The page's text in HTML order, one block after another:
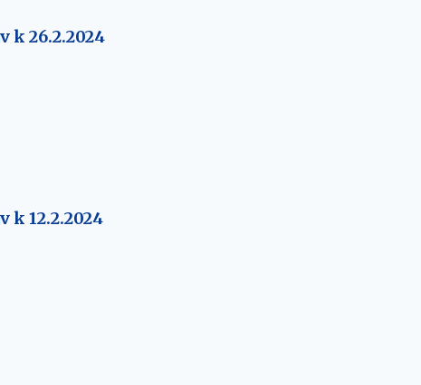
26.2.2024
12.2.2024